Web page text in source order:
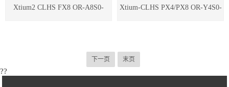
Xtium2 CLHS FX8 OR-A8S0- Xtium-CLHS PX4/PX8 OR-Y4S0-
下一页 末页
??